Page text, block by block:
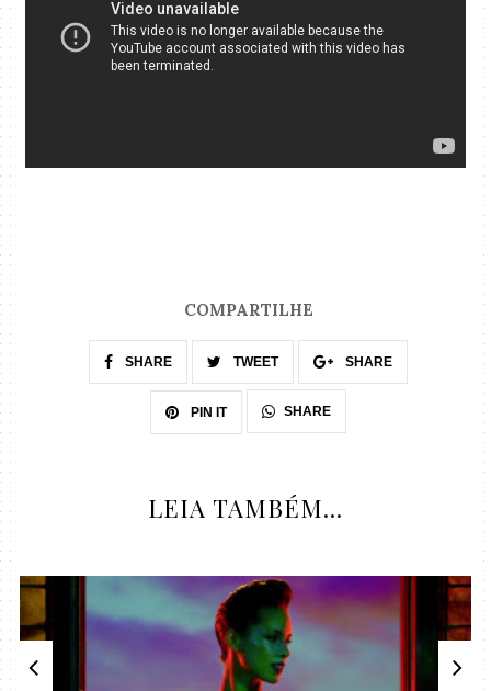
COMPARTILHE
SHARE TWEET SHARE
PIN IT SHARE
LEIA TAMBÉM...